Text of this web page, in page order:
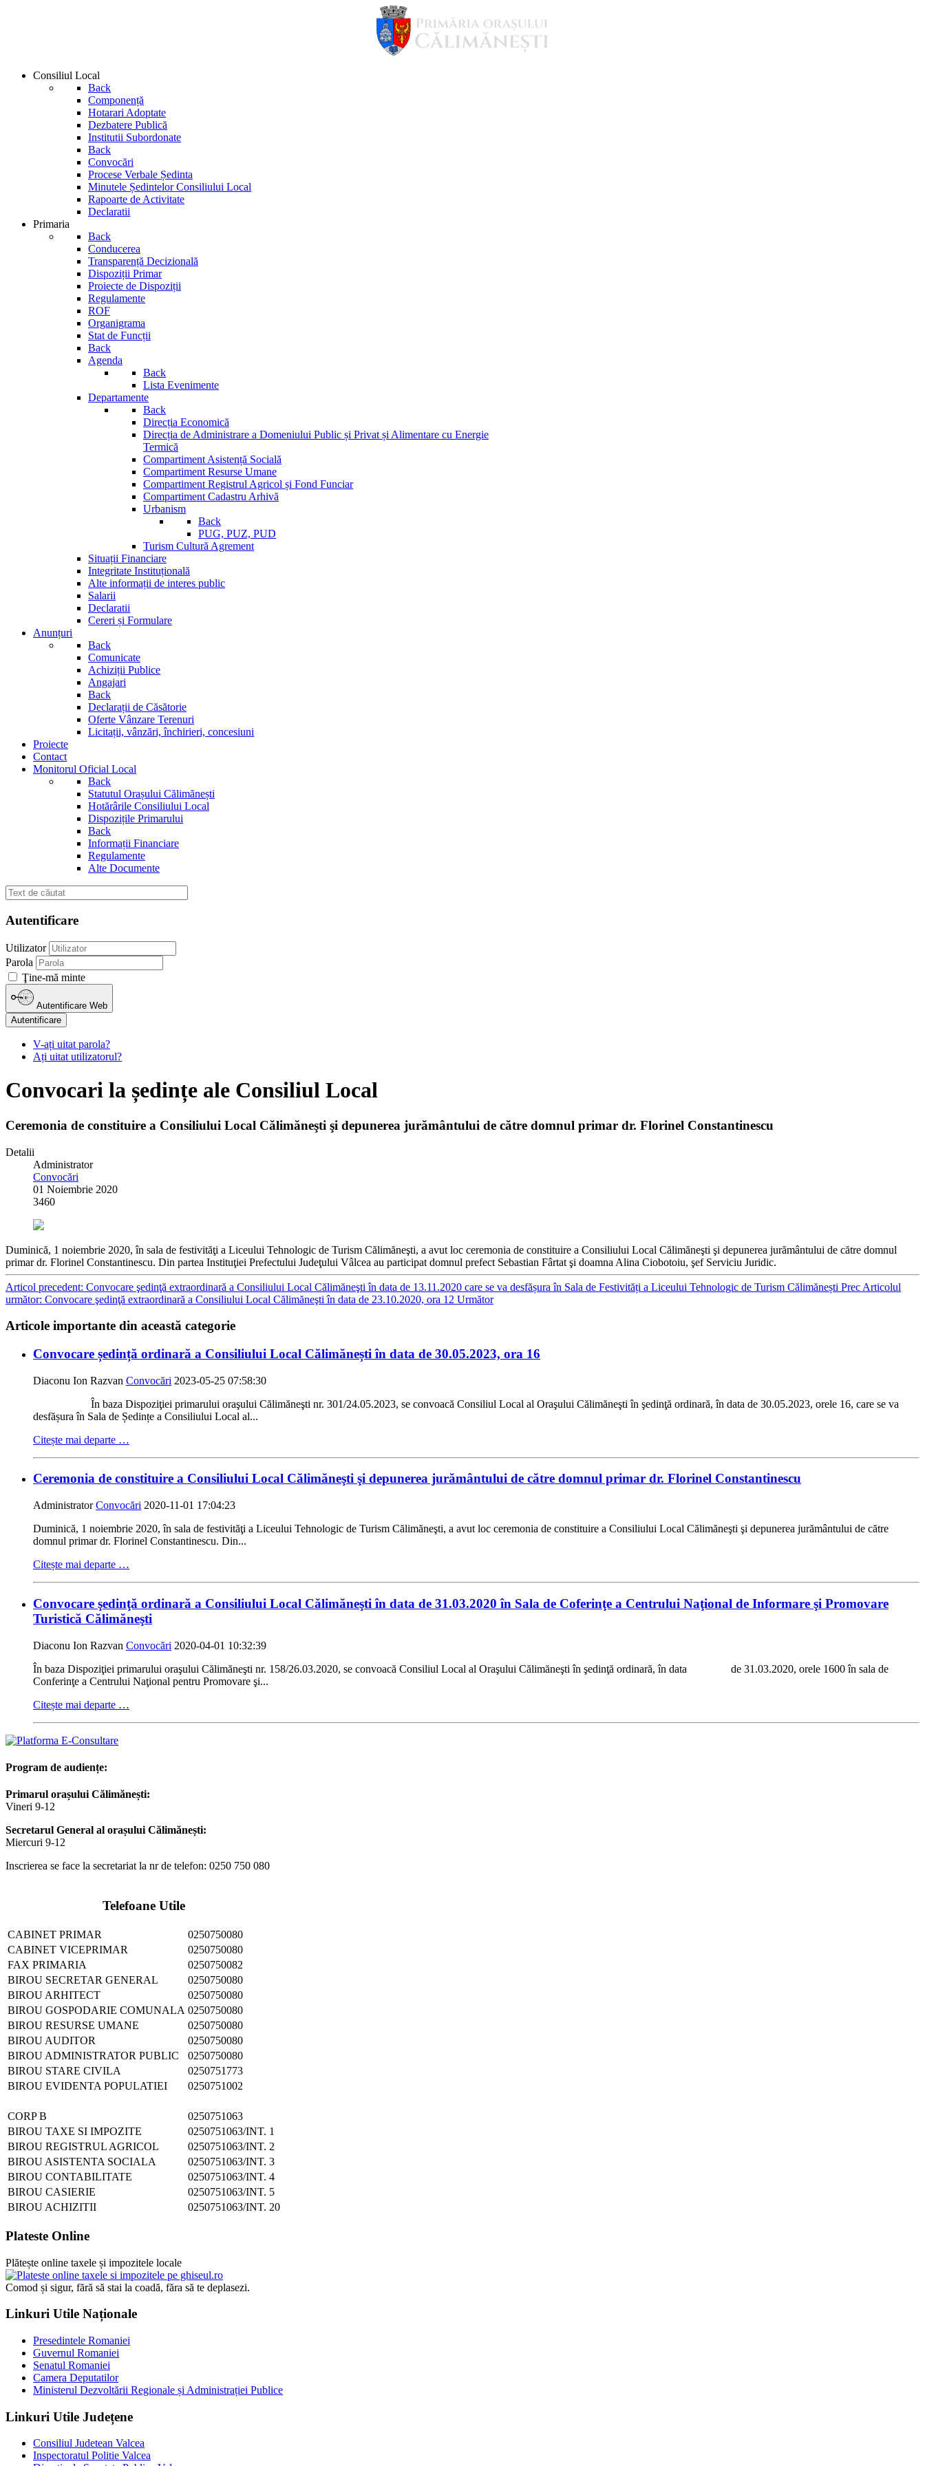
Consiliul Local
Back
Componență
Hotarari Adoptate
Dezbatere Publică
Institutii Subordonate
Back
Convocări
Procese Verbale Ședinta
Minutele Ședintelor Consiliului Local
Rapoarte de Activitate
Declaratii
Primaria
Back
Conducerea
Transparență Decizională
Dispoziții Primar
Proiecte de Dispoziții
Regulamente
ROF
Organigrama
Stat de Funcții
Back
Agenda
Back
Lista Evenimente
Departamente
Back
Direcția Economică
Direcția de Administrare a Domeniului Public și Privat și Alimentare cu Energie
Termică
Compartiment Asistență Socială
Compartiment Resurse Umane
Compartiment Registrul Agricol și Fond Funciar
Compartiment Cadastru Arhivă
Urbanism
Back
PUG, PUZ, PUD
Turism Cultură Agrement
Situații Financiare
Integritate Instituțională
Alte informații de interes public
Salarii
Declaratii
Cereri și Formulare
Anunțuri
Back
Comunicate
Achiziții Publice
Angajari
Back
Declarații de Căsătorie
Oferte Vânzare Terenuri
Licitații, vânzări, închirieri, concesiuni
Proiecte
Contact
Monitorul Oficial Local
Back
Statutul Orașului Călimănești
Hotărârile Consiliului Local
Dispozițile Primarului
Back
Informații Financiare
Regulamente
Alte Documente
Autentificare
Utilizator
Parola
Ţine-mă minte
Autentificare Web
Autentificare
V-ați uitat parola?
Ați uitat utilizatorul?
Convocari la ședințe ale Consiliul Local
Ceremonia de constituire a Consiliului Local Călimăneşti şi depunerea jurământului de către domnul primar dr. Florinel Constantinescu
Detalii
Administrator
Convocări
01 Noiembrie 2020
3460
Duminică, 1 noiembrie 2020, în sala de festivităţi a Liceului Tehnologic de Turism Călimăneşti, a avut loc ceremonia de constituire a Consiliului Local Călimăneşti şi depunerea jurământului de către domnul
primar dr. Florinel Constantinescu. Din partea Instituţiei Prefectului Judeţului Vâlcea au participat domnul prefect Sebastian Fârtat şi doamna Alina Ciobotoiu, şef Serviciu Juridic.
Articol precedent: Convocare şedinţă extraordinară a Consiliului Local Călimăneşti în data de 13.11.2020 care se va desfășura în Sala de Festivități a Liceului Tehnologic de Turism Călimănești Prec Articolul
următor: Convocare şedinţă extraordinară a Consiliului Local Călimăneşti în data de 23.10.2020, ora 12 Următor
Articole importante din această categorie
Convocare ședință ordinară a Consiliului Local Călimănești în data de 30.05.2023, ora 16
Diaconu Ion Razvan Convocări 2023-05-25 07:58:30
În baza Dispoziţiei primarului oraşului Călimăneşti nr. 301/24.05.2023, se convoacă Consiliul Local al Oraşului Călimăneşti în şedinţă ordinară, în data de 30.05.2023, orele 16, care se va
desfășura în Sala de Ședințe a Consiliului Local al...
Citește mai departe …
Ceremonia de constituire a Consiliului Local Călimăneşti şi depunerea jurământului de către domnul primar dr. Florinel Constantinescu
AdministratorConvocări 2020-11-01 17:04:23
Duminică, 1 noiembrie 2020, în sala de festivităţi a Liceului Tehnologic de Turism Călimăneşti, a avut loc ceremonia de constituire a Consiliului Local Călimăneşti şi depunerea jurământului de către
domnul primar dr. Florinel Constantinescu. Din...
Citește mai departe …
Convocare şedinţă ordinară a Consiliului Local Călimăneşti în data de 31.03.2020 în Sala de Coferinţe a Centrului Naţional de Informare şi Promovare
Turistică Călimăneşti
Diaconu Ion Razvan Convocări 2020-04-01 10:32:39
În baza Dispoziţiei primarului oraşului Călimăneşti nr. 158/26.03.2020, se convoacă Consiliul Local al Oraşului Călimăneşti în şedinţă ordinară, în data de 31.03.2020, orele 1600 în sala de
Conferinţe a Centrului Naţional pentru Promovare şi...
Citește mai departe …
Program de audiențe:
Primarul orașului Călimănești:
Vineri 9-12
Secretarul General al orașului Călimănești:
Miercuri 9-12
Inscrierea se face la secretariat la nr de telefon: 0250 750 080
Telefoane Utile
CABINET PRIMAR
0250750080
CABINET VICEPRIMAR
0250750080
FAX PRIMARIA
0250750082
BIROU SECRETAR GENERAL
0250750080
BIROU ARHITECT
0250750080
BIROU GOSPODARIE COMUNALA 0250750080
BIROU RESURSE UMANE
0250750080
BIROU AUDITOR
0250750080
BIROU ADMINISTRATOR PUBLIC
0250750080
BIROU STARE CIVILA
0250751773
BIROU EVIDENTA POPULATIEI
0250751002
CORP B
0250751063
BIROU TAXE SI IMPOZITE
0250751063/INT. 1
BIROU REGISTRUL AGRICOL
0250751063/INT. 2
BIROU ASISTENTA SOCIALA
0250751063/INT. 3
BIROU CONTABILITATE
0250751063/INT. 4
BIROU CASIERIE
0250751063/INT. 5
BIROU ACHIZITII
0250751063/INT. 20
Plateste Online
Plătește online taxele și impozitele locale
Comod și sigur, fără să stai la coadă, făra să te deplasezi.
Linkuri Utile Naționale
Presedintele Romaniei
Guvernul Romaniei
Senatul Romaniei
Camera Deputatilor
Ministerul Dezvoltării Regionale și Administrației Publice
Linkuri Utile Județene
Consiliul Judetean Valcea
Inspectoratul Politie Valcea